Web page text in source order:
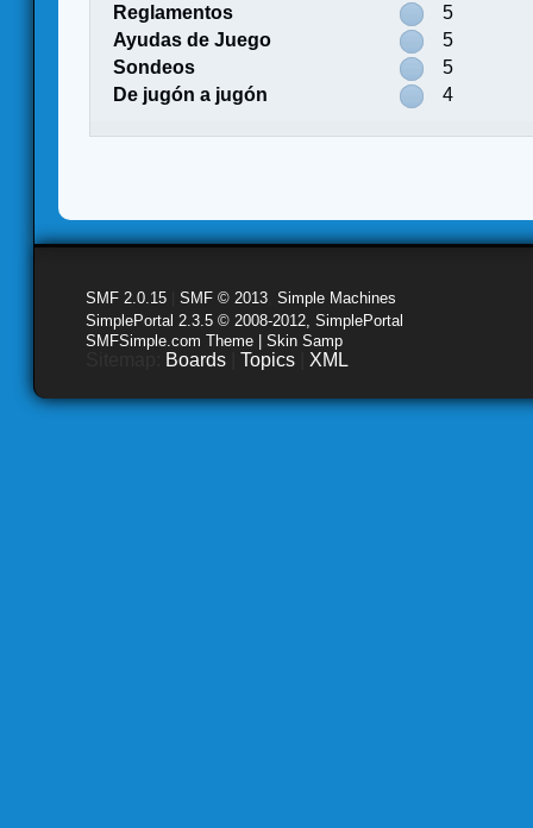
Reglamentos
5
Ayudas de Juego
5
Sondeos
5
De jugón a jugón
4
SMF 2.0.15 SMF © 2013 Simple Machines
SimplePortal 2.3.5 © 2008-2012, SimplePortal
SMFSimple.com Theme | Skin Samp
Boards Topics XML